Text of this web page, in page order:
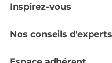
Devenez adhérent
Inspirez-vous
Nos conseils d'experts